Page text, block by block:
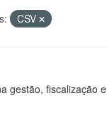
CSV
gestão, fiscalização